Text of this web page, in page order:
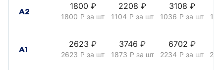
А2
1800 руб.
1800 руб. за шт
2208 руб.
1104 руб. за шт
3108 руб.
1036 руб. за шт
А1
2623 руб.
2623 руб. за шт
3746 руб.
1873 руб. за шт
6702 руб.
2234 руб. за шт